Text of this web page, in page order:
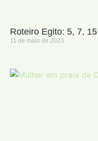
Roteiro Egito: 5, 7,
11 de maio de 2023